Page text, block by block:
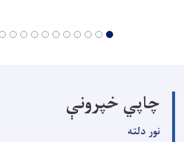
چاپي خپرونې
نور دلته